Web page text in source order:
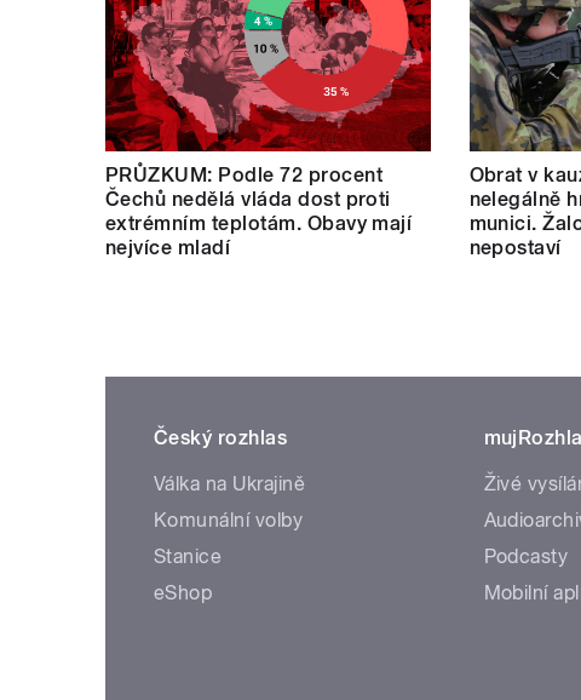
PRŮZKUM: Podle 72 procent
Čechů nedělá vláda dost proti
extrémním teplotám. Obavy mají
nejvíce mladí
Obrat v
nelegálně
munici.
nepostaví
Český rozhlas
Válka na Ukrajině
Komunální volby
Stanice
eShop
Živé
Podcasty
Mobilní